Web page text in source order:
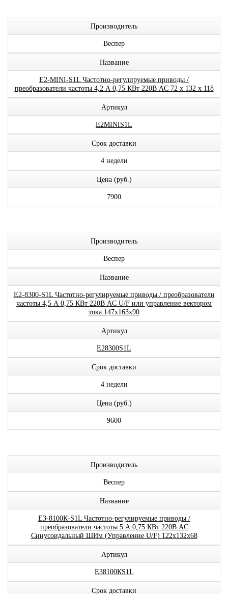
Производитель
Веспер
Название
E2-MINI-S1L Частотно-регулируемые приводы /
преобразователи частоты 4,2 А 0,75 КВт 220В AC 72 х 132 х 118
Артикул
E2MINIS1L
Срок доставки
4 недели
Цена (руб.)
7900
Производитель
Веспер
Название
E2-8300-S1L Частотно-регулируемые приводы / преобразователи
частоты 4,5 А 0,75 КВт 220В AC U/F или управление вектором
тока 147x163x90
Артикул
E28300S1L
Срок доставки
4 недели
Цена (руб.)
9600
Производитель
Веспер
Название
E3-8100К-S1L Частотно-регулируемые приводы /
преобразователи частоты 5 А 0,75 КВт 220В AC
Синусоидальный ШИм (Управление U/F) 122x132x68
Артикул
E38100КS1L
Срок доставки